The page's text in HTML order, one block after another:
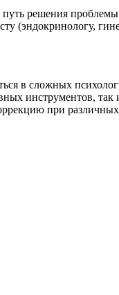
решения
(эндокринологу,
в сложных
инструментов, так
при